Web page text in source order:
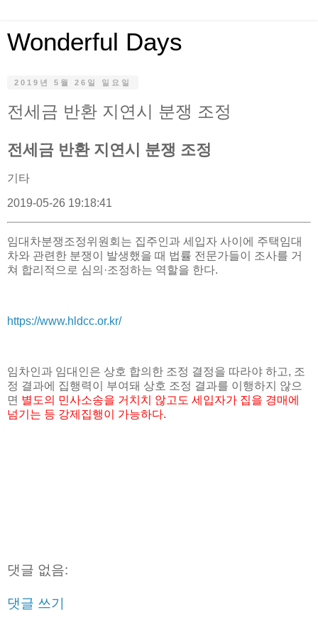
Wonderful Days
2019년 5월 26일 일요일
전세금 반환 지연시 분쟁 조정
전세금 반환 지연시 분쟁 조정
기타
2019-05-26 19:18:41
임대차분쟁조정위원회는 집주인과 세입자 사이에 주택임대
차와 관련한 분쟁이 발생했을 때 법률 전문가들이 조사를 거
쳐 합리적으로 심의·조정하는 역할을 한다.
https://www.hldcc.or.kr/
임차인과 임대인은 상호 합의한 조정 결정을 따라야 하고, 조
정 결과에 집행력이 부여돼 상호 조정 결과를 이행하지 않으
면 별도의 민사소송을 거치치 않고도 세입자가 집을 경매에
넘기는 등 강제집행이 가능하다.
댓글 없음:
댓글 쓰기